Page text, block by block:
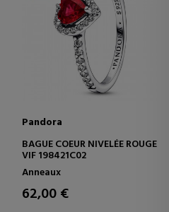
Pandora
BAGUE COEUR NIVELÉE ROUGE
VIF 198421C02
Anneaux
62,00 €